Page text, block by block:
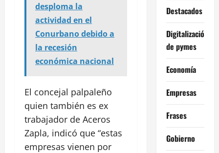
desploma la
actividad en el
Conurbano debido a
la recesión
económica nacional
El concejal palpaleño
quien también es ex
trabajador de Aceros
Zapla, indicó que “estas
empresas vienen por
Destacados
Digitalización
de pymes
Economía
Empresas
Frases
Gobierno